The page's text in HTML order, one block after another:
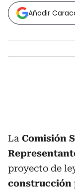
Añadir
La Comisión
proyecto de
construcción